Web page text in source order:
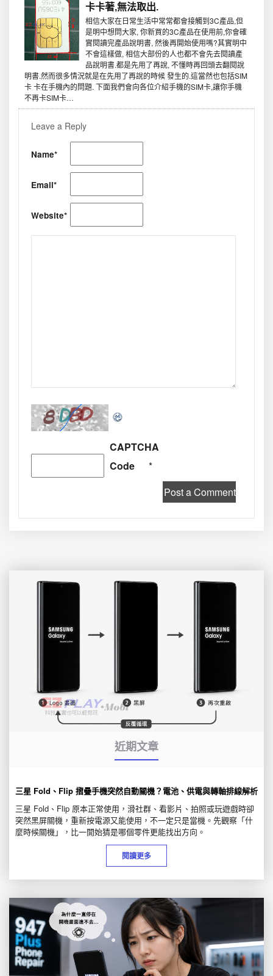
卡卡著,無法取出.
相信大家在日常生活中常常都會接觸到3C產品,但
是明中想問大家, 你新買的3C產品在使用前,你會確
實閱讀完產品說明書, 然後再開始使用嗎?其實明中
不會這樣做, 相信大部份的人也都不會先去閱讀產
品說明書.都是先用了再說, 不懂時再回頭去翻閱說
明書.然而很多情況就是在先用了再說的時候 發生的.這當然也包括SIM
卡 卡在手機內的問題. 下面我們會向各位介紹手機的SIM卡,讓你手機
不再卡SIM卡…
Leave a Reply
Name*
Email*
Website*
CAPTCHA
Code
*
近期文章
三星 Fold、Flip 摺疊手機突然自動關機？電池、供電與轉軸排線解析
三星 Fold、Flip 原本正常使用，滑社群、看影片、拍照或玩遊戲時卻
突然黑屏關機，重新按電源又能使用，不一定只是當機。先觀察「什
麼時候關機」，比一開始猜是哪個零件更能找出方向。
閱讀更多